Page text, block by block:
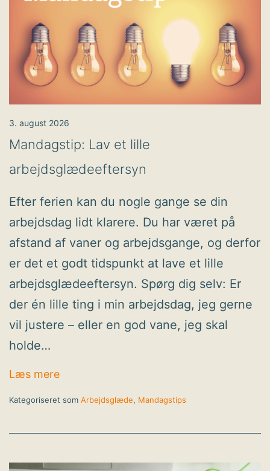
Mandagstip: Lav et lille
arbejdsglædeeftersyn
3. august 2026
Efter ferien kan du nogle gange se din
arbejdsdag lidt klarere. Du har været på
afstand af vaner og arbejdsgange, og derfor
er det et godt tidspunkt at lave et lille
arbejdsglædeeftersyn. Spørg dig selv: Er
der én lille ting i min arbejdsdag, jeg gerne
vil justere – eller en god vane, jeg skal
holde…
Læs mereMandagstip: Lav et lille
Kategoriseret som Arbejdsglæde, Mandagstips